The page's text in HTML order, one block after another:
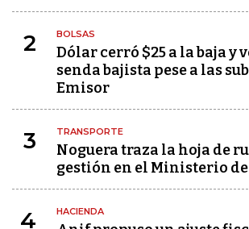
2 BOLSAS
Dólar cerró $25 a la baja y
senda bajista pese a las
Emisor
3 TRANSPORTE
Noguera traza la hoja de
gestión en el Ministerio
4 HACIENDA